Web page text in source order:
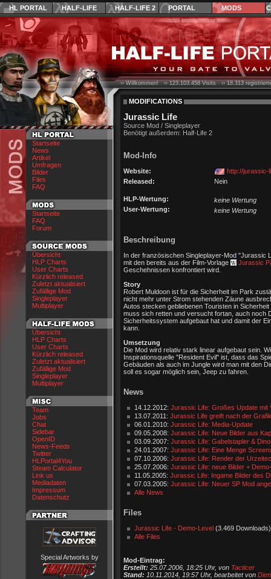
HL PORTAL HALF-LIFE HALF-LIFE 2 PORTAL MODS
Startseite
News
Artikel
Umfragen
Bilder
Files
FAQ
Startseite
FAQ
Forum
Übersicht
HLP Charts
User Charts
Kürzlich released
Zuletzt aktualisiert
Zufällige Mod
Singleplayer
Multiplayer
Übersicht
HLP Charts
User Charts
Kürzlich released
Zuletzt aktualisiert
Zufällige Mod
Singleplayer
Multiplayer
Team
Jobs
Chat
Sidebar
OpenID
News-Feeds
Twitter
HLPortal4You
Steam Calculator
Link us
Mediadaten
Impressum
Datenschutz
Special Artworks by
›› Willkommen! ››123.103.458Visits ››18.313
MODIFICATIONS
Jurassic Life
Source Mod / Singleplayer
Benötigt außerdem: Half-Life 2
Mod-Info
Website:
http://jurassic-
Released:
Nein
HLP-Wertung:
keine Wertung
User-Wertung:
keine Wertung
Beschreibung
In der französischen Singleplayer-Mod "Jurassic
mit den bereits aus der Film-Vorlage
Jurassic
Geschehnissen konfrontiert wird.
Story
Robert Muldoon ist für die Sicherheit im Park
nicht mehr unter Strom stehenden Zäune
Autos stecken gebliebenen Touristen in
muss sich retten und versucht fortan, auch noch
Sicherheitssystem aufgebaut hat und damit der
kann.
Umsetzung
Die Mod wird relativ stark linear aufgebaut sein.
Inspirationsquelle "Resident Evil" ist, dass das
Gebäuden als auch im Jungle wird man mit den
soll es sogar möglich sein, Jeep zu fahren.
News
14.12.2012: Jurassic Life: Großes Update mit
13.07.2011: Jurassic Life greift nach der
06.01.2010: Jurassic Life: Media-Update
09.05.2008: Jurassic Life: Neue Bilder aus
03.09.2007: Jurassic Life: Gabelstapler &
24.01.2007: Jurassic Life: Eine Menge
07.10.2006: Jurassic Life: Render der
25.07.2006: Jurassic Life: neue Bilder +
11.05.2005: Jurassic Life: Ingame Bilder des
07.03.2005: Jurassic Life: Neuer SP Mod
Alle News
Files
Jurassic Life - Demo-Level (3.469 Downloads)
Alle Files
Mod-Eintrag:
Erstellt: 25.07.2006, 18:25 Uhr, von Tacticer
Stand: 10.11.2014, 19:57 Uhr, bearbeitet von